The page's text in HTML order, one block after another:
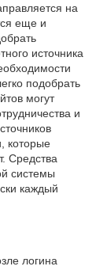
на
еще и
источника
подобрать
могут
и
которые
Средства
системы
каждый
логина